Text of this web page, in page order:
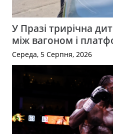
У Празі трирічна
між вагоном і
Середа, 5 Серпня, 2026